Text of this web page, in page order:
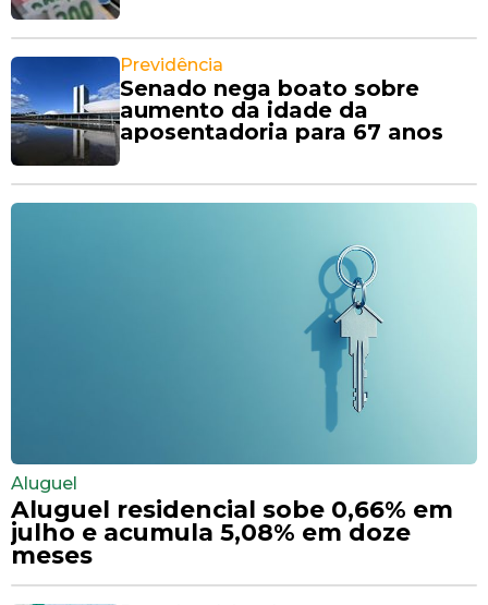
Previdência
Senado nega boato sobre
aumento da idade da
aposentadoria para 67 anos
Aluguel
Aluguel residencial sobe 0,66% em
julho e acumula 5,08% em doze
meses